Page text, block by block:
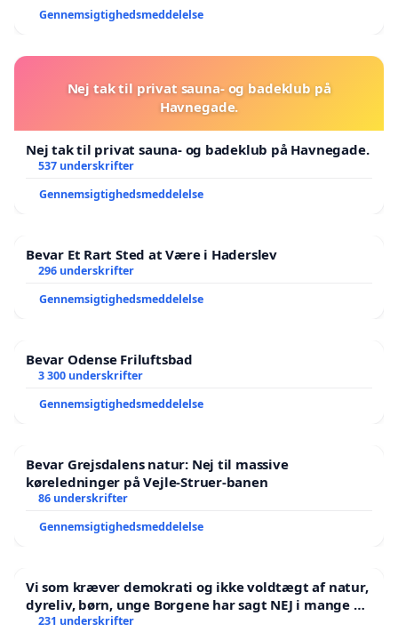
Gennemsigtighedsmeddelelse
Nej tak til privat sauna- og badeklub på
Havnegade.
Nej tak til privat sauna- og badeklub på Havnegade.
537 underskrifter
Gennemsigtighedsmeddelelse
Bevar Et Rart Sted at Være i Haderslev
296 underskrifter
Gennemsigtighedsmeddelelse
Bevar Odense Friluftsbad
3 300 underskrifter
Gennemsigtighedsmeddelelse
Bevar Grejsdalens natur: Nej til massive
køreledninger på Vejle-Struer-banen
86 underskrifter
Gennemsigtighedsmeddelelse
Vi som kræver demokrati og ikke voldtægt af natur,
dyreliv, børn, unge Borgene har sagt NEJ i mange år.
Der er
231 underskrifter